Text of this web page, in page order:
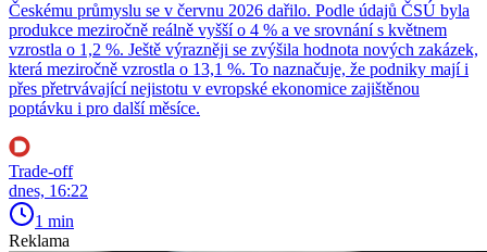
Českému průmyslu se v červnu 2026 dařilo. Podle údajů ČSÚ byla
produkce meziročně reálně vyšší o 4 % a ve srovnání s květnem
vzrostla o 1,2 %. Ještě výrazněji se zvýšila hodnota nových zakázek,
která meziročně vzrostla o 13,1 %. To naznačuje, že podniky mají i
přes přetrvávající nejistotu v evropské ekonomice zajištěnou
poptávku i pro další měsíce.
Trade-off
dnes, 16:22
1 min
Reklama